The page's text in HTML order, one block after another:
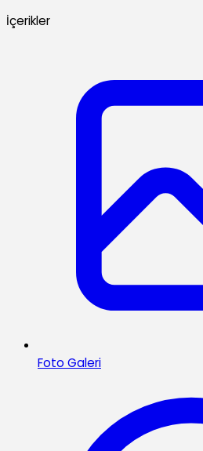
İçerikler
Foto Galeri